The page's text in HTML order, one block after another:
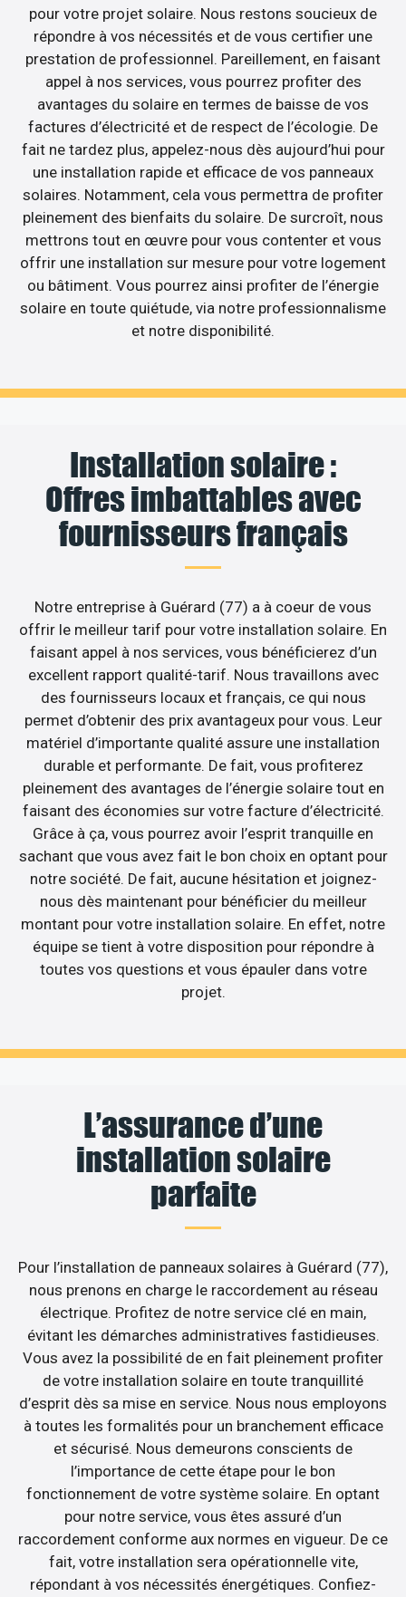
pour votre projet solaire. Nous restons soucieux de
répondre à vos nécessités et de vous certifier une
prestation de professionnel. Pareillement, en faisant
appel à nos services, vous pourrez profiter des
avantages du solaire en termes de baisse de vos
factures d’électricité et de respect de l’écologie. De
fait ne tardez plus, appelez-nous dès aujourd’hui pour
une installation rapide et efficace de vos panneaux
solaires. Notamment, cela vous permettra de profiter
pleinement des bienfaits du solaire. De surcroît, nous
mettrons tout en œuvre pour vous contenter et vous
offrir une installation sur mesure pour votre logement
ou bâtiment. Vous pourrez ainsi profiter de l’énergie
solaire en toute quiétude, via notre professionnalisme
et notre disponibilité.
Installation solaire :
Offres imbattables avec
fournisseurs français
Notre entreprise à Guérard (77) a à coeur de vous
offrir le meilleur tarif pour votre installation solaire. En
faisant appel à nos services, vous bénéficierez d’un
excellent rapport qualité-tarif. Nous travaillons avec
des fournisseurs locaux et français, ce qui nous
permet d’obtenir des prix avantageux pour vous. Leur
matériel d’importante qualité assure une installation
durable et performante. De fait, vous profiterez
pleinement des avantages de l’énergie solaire tout en
faisant des économies sur votre facture d’électricité.
Grâce à ça, vous pourrez avoir l’esprit tranquille en
sachant que vous avez fait le bon choix en optant pour
notre société. De fait, aucune hésitation et joignez-
nous dès maintenant pour bénéficier du meilleur
montant pour votre installation solaire. En effet, notre
équipe se tient à votre disposition pour répondre à
toutes vos questions et vous épauler dans votre
projet.
L’assurance d’une
installation solaire
parfaite
Pour l’installation de panneaux solaires à Guérard (77),
nous prenons en charge le raccordement au réseau
électrique. Profitez de notre service clé en main,
évitant les démarches administratives fastidieuses.
Vous avez la possibilité de en fait pleinement profiter
de votre installation solaire en toute tranquillité
d’esprit dès sa mise en service. Nous nous employons
à toutes les formalités pour un branchement efficace
et sécurisé. Nous demeurons conscients de
l’importance de cette étape pour le bon
fonctionnement de votre système solaire. En optant
pour notre service, vous êtes assuré d’un
raccordement conforme aux normes en vigueur. De ce
fait, votre installation sera opérationnelle vite,
répondant à vos nécessités énergétiques. Confiez-